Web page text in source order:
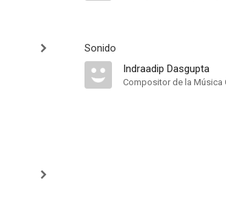
Sonido
Indraadip Dasgupta
Compositor de la Música